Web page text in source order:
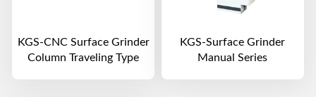
KGS-CNC Surface Grinder
Column Traveling Type
KGS-Surface Grinder
Manual Series